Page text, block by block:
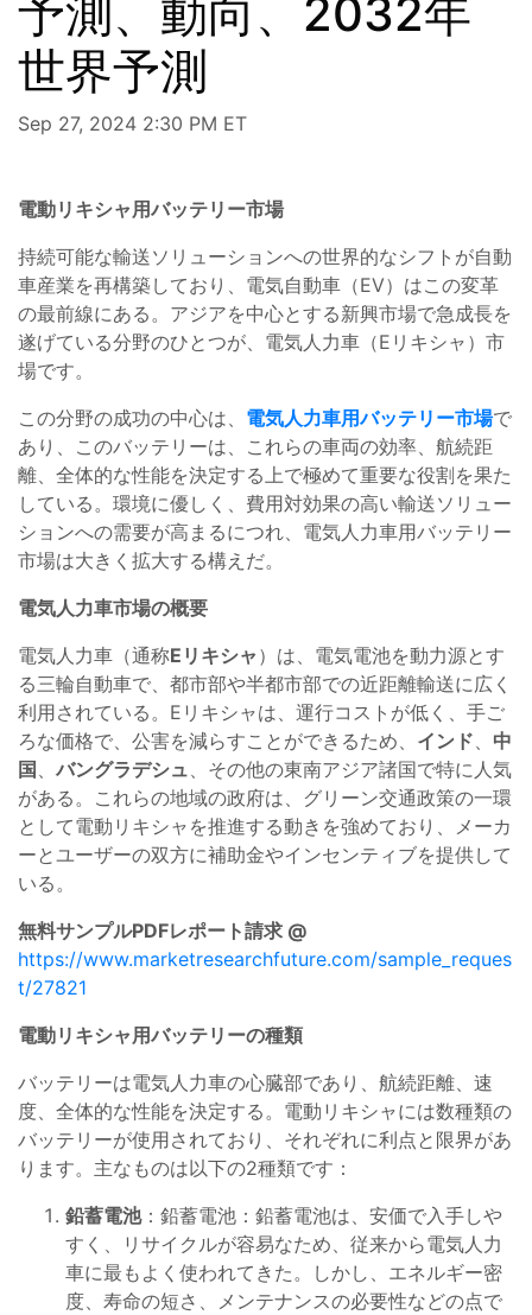
予測、動向、2032年
世界予測
Sep 27, 2024 2:30 PM ET
電動リキシャ用バッテリー市場
持続可能な輸送ソリューションへの世界的なシフトが自動
車産業を再構築しており、電気自動車（EV）はこの変革
の最前線にある。アジアを中心とする新興市場で急成長を
遂げている分野のひとつが、電気人力車（Eリキシャ）市
場です。
この分野の成功の中心は、 電気人力車用バッテリー市場で
あり、このバッテリーは、これらの車両の効率、航続距
離、全体的な性能を決定する上で極めて重要な役割を果た
している。環境に優しく、費用対効果の高い輸送ソリュー
ションへの需要が高まるにつれ、電気人力車用バッテリー
市場は大きく拡大する構えだ。
電気人力車市場の概要
電気人力車（通称Eリキシャ ）は、電気電池を動力源とす
る三輪自動車で、都市部や半都市部での近距離輸送に広く
利用されている。Eリキシャは、運行コストが低く、手ご
ろな価格で、公害を減らすことができるため、 インド
中
国
バングラデシュ 、その他の東南アジア諸国で特に人気
がある。これらの地域の政府は、グリーン交通政策の一環
として電動リキシャを推進する動きを強めており、メーカ
ーとユーザーの双方に補助金やインセンティブを提供して
いる。
無料サンプルPDFレポート請求 @
https://www.marketresearchfuture.com/sample_reques
t/27821
電動リキシャ用バッテリーの種類
バッテリーは電気人力車の心臓部であり、航続距離、速
度、全体的な性能を決定する。電動リキシャには数種類の
バッテリーが使用されており、それぞれに利点と限界があ
ります。主なものは以下の2種類です：
鉛蓄電池：鉛蓄電池：鉛蓄電池は、安価で入手しや
すく、リサイクルが容易なため、従来から電気人力
車に最もよく使われてきた。しかし、エネルギー密
度、寿命の短さ、メンテナンスの必要性などの点で